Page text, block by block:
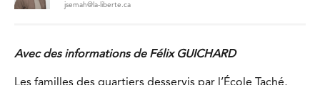
jsemah@la-liberte.ca
Avec des informations de Félix GUICHARD